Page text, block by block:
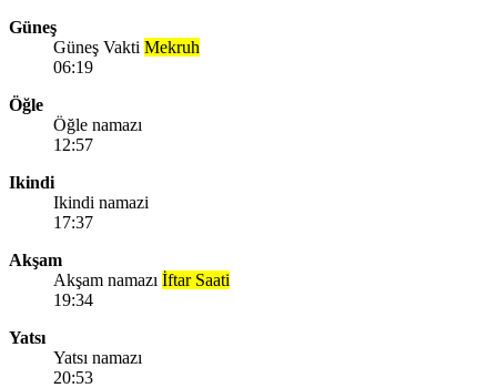
Güneş
Güneş Vakti Mekruh
06:19
Öğle
Öğle namazı
12:57
Ikindi
Ikindi namazi
17:37
Akşam
Akşam namazı İftar Saati
19:34
Yatsı
Yatsı namazı
20:53